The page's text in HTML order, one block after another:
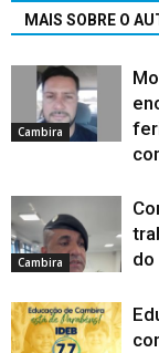
MAIS SOBRE O
Cambira
Cambira
do